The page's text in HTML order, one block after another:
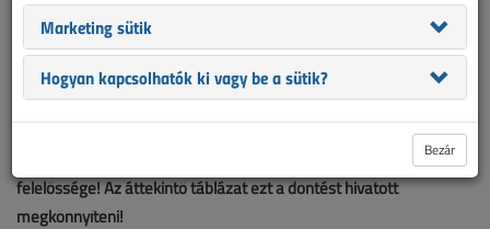
áramszintű leágazások tipikus építőelemei. A kismegszakító
behatárolja a védelmi és elosztó berendezés megbízhatóságát,
ezzel a védett létesítményt használó cég vagy család élet- és
vagyonbiztonságát. A villamos elosztók készülékeinek
kiválasztása elsősorban – a jelenlegi gyakorlatnál nagyobb
mértékben – a kivitelezők, a villanyszerelő iparosok feladata és
felelőssége! Az áttekintő táblázat ezt a döntést hivatott
megkönnyíteni!
Marketing sütik
Hogyan kapcsolhatók ki vagy be a sütik?
Bezár